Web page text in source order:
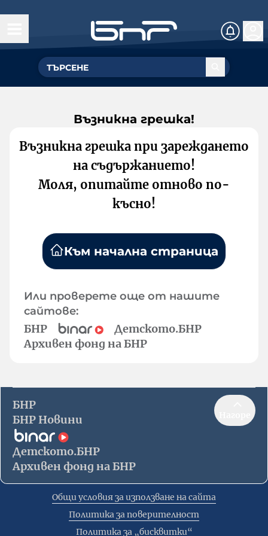
Възникна грешка!
Възникна грешка при зареждането
на съдържанието!
Моля, опитайте отново по-
късно!
Към начална страница
Или проверете още от нашите
сайтове:
БНР
Детското.БНР
Архивен фонд на БНР
БНР
БНР Новини
Детското.БНР
Архивен фонд на БНР
Общи условия за използване на сайта
Политика за поверителност
Политика за „бисквитки“